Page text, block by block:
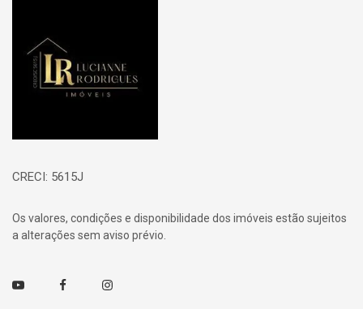
CRECI: 5615J
Os valores, condições e disponibilidade dos imóveis estão sujeitos
a alterações sem aviso prévio.
Youtube FacebookInstagram